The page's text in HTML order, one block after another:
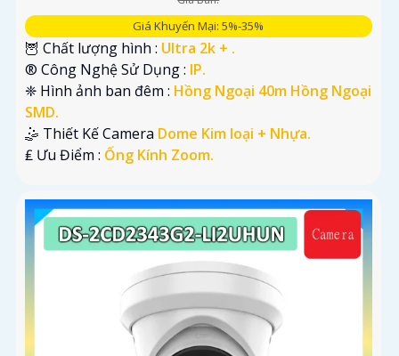
Giá Khuyến Mại: 5%-35%
🦉 Chất lượng hình : Ultra 2k + .
®️ Công Nghệ Sử Dụng : IP.
❈ Hình ảnh ban đêm : Hồng Ngoại 40m Hồng Ngoại
SMD.
🤹 Thiết Kế Camera Dome Kim loại + Nhựa.
️₤ Ưu Điểm : Ống Kính Zoom.